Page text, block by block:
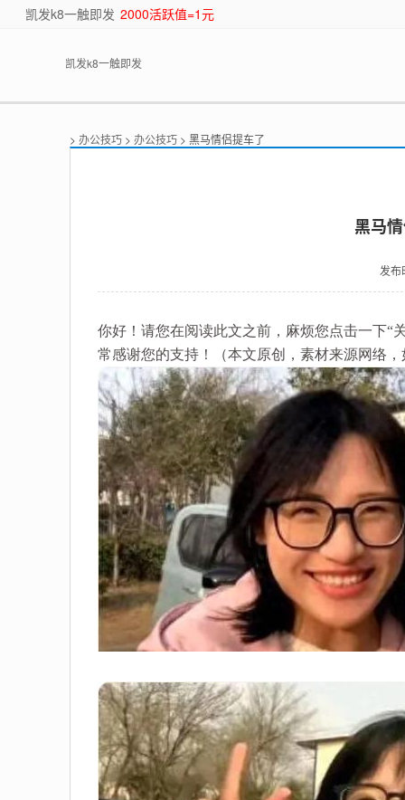
凯发k8一触即发 2000活跃值=1元
凯发k8一触即发
> 办公技巧 > 办公技巧 > 黑马情侣提车了
黑马
发布
你好！请您在阅读此文之前，麻烦您点击一下“
常感谢您的支持！（本文原创，素材来源网络